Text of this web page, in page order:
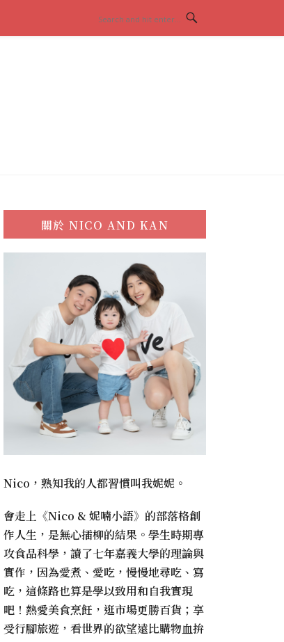
關於NICO AND KAN
Nico，熟知我的人都習慣叫我妮妮。
會走上《Nico & 妮喃小語》的部落格創
作人生，是無心插柳的結果。學生時期專
攻食品科學，讀了七年嘉義大學的理論與
實作，因為愛煮、愛吃，慢慢地尋吃、寫
吃，這條路也算是學以致用和自我實現
吧！熱愛美食烹飪，逛市場更勝百貨；享
受行腳旅遊，看世界的欲望遠比購物血拚